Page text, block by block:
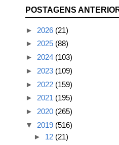
POSTAGENS
► 2026 (21)
► 2025 (88)
► 2024 (103)
► 2023 (109)
► 2022 (159)
► 2021 (195)
► 2020 (265)
▼ 2019 (516)
► 12 (21)